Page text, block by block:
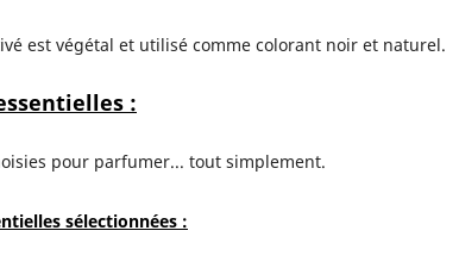
est végétal et utilisé comme colorant noir et naturel.
:
pour parfumer... tout simplement.
sélectionnées :